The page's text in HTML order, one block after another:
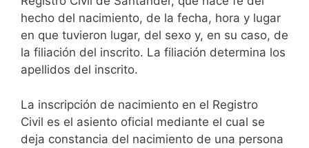
hecho del nacimiento, de la fecha, hora y lugar
en que tuvieron lugar, del sexo y, en su caso, de
la filiación del inscrito. La filiación determina los
apellidos del inscrito.
La inscripción de nacimiento en el Registro
Civil es el asiento oficial mediante el cual se
deja constancia del nacimiento de una persona